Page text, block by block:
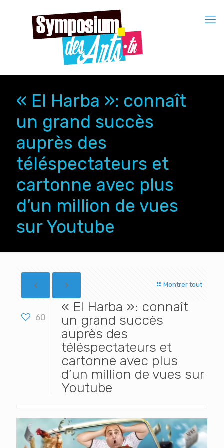
« El Harba »: connaît
un grand succès
auprès des
téléspectateurs et
cartonne avec plus
d’un million de vues
sur Youtube
Montrer tout
60
« El Harba »: connaît
un grand succès
auprès des
téléspectateurs et
cartonne avec plus
d’un million de vues sur
Youtube